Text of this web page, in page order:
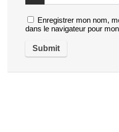
Enregistrer mon nom,
dans le navigateur pour